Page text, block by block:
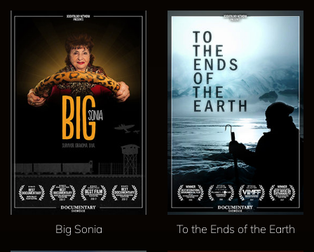
Big Sonia To the Ends of the Earth